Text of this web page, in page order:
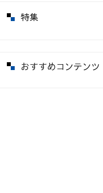
特集
おすすめコンテンツ